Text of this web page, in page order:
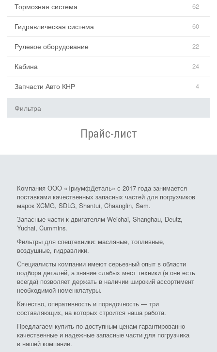
Тормозная система 62
Гидравлическая система 60
Рулевое оборудование 22
Кабина 24
Запчасти Авто КНР 4
Фильтра
Прайс-лист
Компания ООО «ТриумфДеталь» с 2017 года занимается
поставками качественных запасных частей для погрузчиков
марок XCMG, SDLG, Shantui, Chaanglin, Sem.
Запасные части к двигателям Weichai, Shanghau, Deutz,
Yuchai, Cummins.
Фильтры для спецтехники: масляные, топливные,
воздушные, гидравлики.
Специалисты компании имеют серьезный опыт в области
подбора деталей, а знание слабых мест техники (а они есть
всегда) позволяет держать в наличии широкий ассортимент
необходимой номенклатуры.
Качество, оперативность и порядочность — три
составляющих, на которых строится наша работа.
Предлагаем купить по доступным ценам гарантированно
качественные и надежные запасные части для погрузчика
в нашей компании.